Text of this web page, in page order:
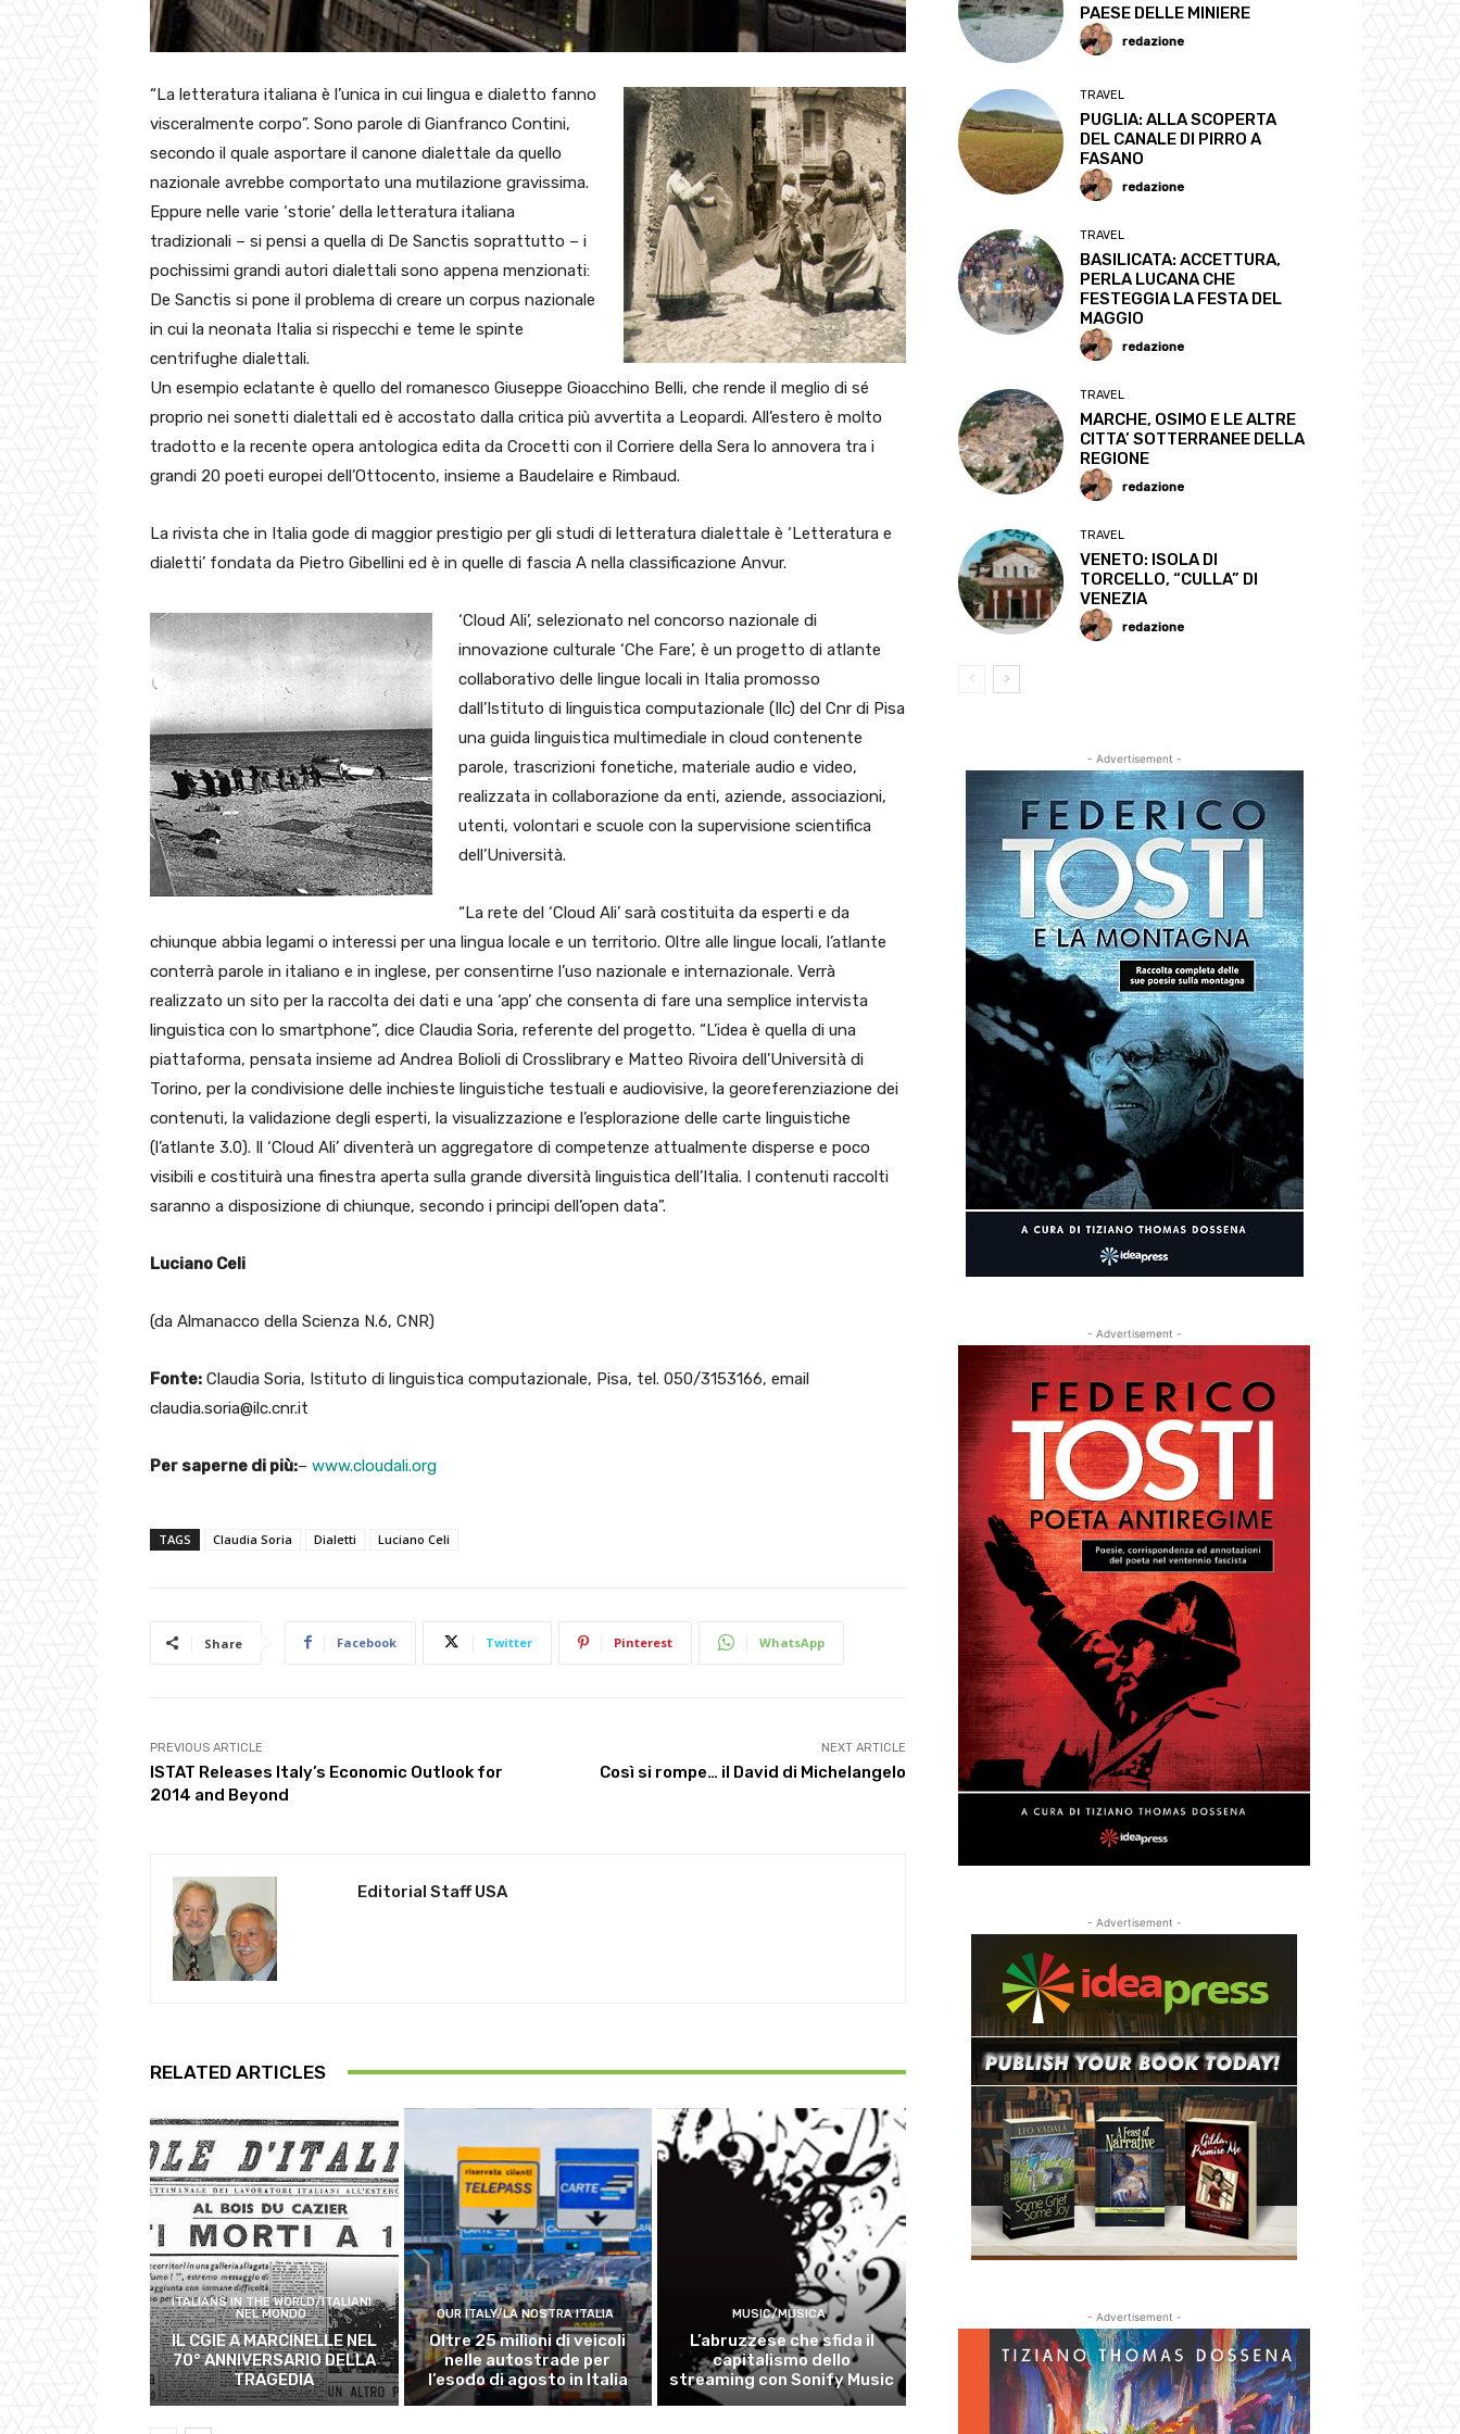
“La letteratura italiana è l’unica in cui lingua e dialetto fanno
visceralmente corpo”. Sono parole di Gianfranco Contini,
secondo il quale asportare il canone dialettale da quello
nazionale avrebbe comportato una mutilazione gravissima.
Eppure nelle varie ‘storie’ della letteratura italiana
tradizionali – si pensi a quella di De Sanctis soprattutto – i
pochissimi grandi autori dialettali sono appena menzionati:
De Sanctis si pone il problema di creare un corpus nazionale
in cui la neonata Italia si rispecchi e teme le spinte
centrifughe dialettali.
Un esempio eclatante è quello del romanesco Giuseppe Gioacchino Belli, che rende il meglio di sé
proprio nei sonetti dialettali ed è accostato dalla critica più avvertita a Leopardi. All’estero è molto
tradotto e la recente opera antologica edita da Crocetti con il Corriere della Sera lo annovera tra i
grandi 20 poeti europei dell’Ottocento, insieme a Baudelaire e Rimbaud.
La rivista che in Italia gode di maggior prestigio per gli studi di letteratura dialettale è ‘Letteratura e
dialetti’ fondata da Pietro Gibellini ed è in quelle di fascia A nella classificazione Anvur.
‘Cloud Ali’, selezionato nel concorso nazionale di
innovazione culturale ‘Che Fare’, è un progetto di atlante
collaborativo delle lingue locali in Italia promosso
dall’Istituto di linguistica computazionale (Ilc) del Cnr di Pisa
una guida linguistica multimediale in cloud contenente
parole, trascrizioni fonetiche, materiale audio e video,
realizzata in collaborazione da enti, aziende, associazioni,
utenti, volontari e scuole con la supervisione scientifica
dell’Università.
“La rete del ‘Cloud Ali’ sarà costituita da esperti e da
chiunque abbia legami o interessi per una lingua locale e un territorio. Oltre alle lingue locali, l’atlante
conterrà parole in italiano e in inglese, per consentirne l’uso nazionale e internazionale. Verrà
realizzato un sito per la raccolta dei dati e una ‘app’ che consenta di fare una semplice intervista
linguistica con lo smartphone”, dice Claudia Soria, referente del progetto. “L’idea è quella di una
piattaforma, pensata insieme ad Andrea Bolioli di Crosslibrary e Matteo Rivoira dell’Università di
Torino, per la condivisione delle inchieste linguistiche testuali e audiovisive, la georeferenziazione dei
contenuti, la validazione degli esperti, la visualizzazione e l’esplorazione delle carte linguistiche
(l’atlante 3.0). Il ‘Cloud Ali’ diventerà un aggregatore di competenze attualmente disperse e poco
visibili e costituirà una finestra aperta sulla grande diversità linguistica dell’Italia. I contenuti raccolti
saranno a disposizione di chiunque, secondo i principi dell’open data”.
Luciano Celi
(da Almanacco della Scienza N.6, CNR)
Fonte: Claudia Soria, Istituto di linguistica computazionale, Pisa, tel. 050/3153166, email
claudia.soria@ilc.cnr.it
Per saperne di più:– www.cloudali.org
TAGS Claudia Soria Dialetti Luciano Celi
Share Facebook Twitter Pinterest WhatsApp
PREVIOUS ARTICLE
ISTAT Releases Italy’s Economic Outlook for
2014 and Beyond
NEXT ARTICLE
Così si rompe… il David di Michelangelo
Editorial Staff USA
RELATED ARTICLES
ITALIANS IN THE WORLD/ITALIANI
NEL MONDO
IL CGIE A MARCINELLE NEL
70° ANNIVERSARIO DELLA
TRAGEDIA
OUR ITALY/LA NOSTRA ITALIA
Oltre 25 milioni di veicoli
nelle autostrade per
l’esodo di agosto in Italia
MUSIC/MUSICA
L’abruzzese che sfida il
capitalismo dello
streaming con Sonify Music
PAESE DELLE MINIERE
redazione
TRAVEL
PUGLIA: ALLA SCOPERTA
DEL CANALE DI PIRRO A
FASANO
redazione
TRAVEL
BASILICATA: ACCETTURA,
PERLA LUCANA CHE
FESTEGGIA LA FESTA DEL
MAGGIO
redazione
TRAVEL
MARCHE, OSIMO E LE ALTRE
CITTA’ SOTTERRANEE DELLA
REGIONE
redazione
TRAVEL
VENETO: ISOLA DI
TORCELLO, “CULLA” DI
VENEZIA
redazione
- Advertisement -
- Advertisement -
- Advertisement -
- Advertisement -